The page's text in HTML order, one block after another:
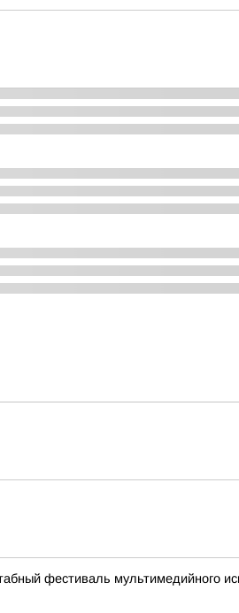
фестиваль мультимедийного